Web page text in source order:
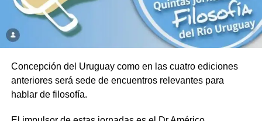
Concepción del Uruguay como en las cuatro ediciones
anteriores será sede de encuentros relevantes para
hablar de filosofía.